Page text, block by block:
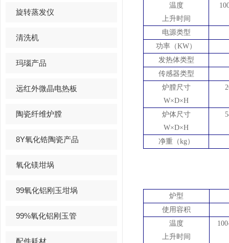
旋转蒸发仪
清洗机
玛瑙产品
远红外微晶电热板
陶瓷纤维炉膛
8Y氧化锆陶瓷产品
氧化镁坩埚
99氧化铝刚玉坩埚
99%氧化铝刚玉管
配件耗材
温度
上升时间
电源类型
功率（KW）
发热体类型
传感器类型
炉膛尺寸
W×D×H
炉体尺寸
W×D×H
净重（kg）
炉型
使用容积
温度
上升时间